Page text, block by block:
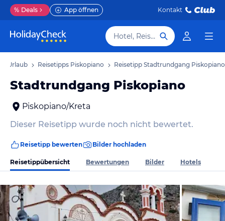
% Deals App öffnen Kontakt
Hotel, Reiseziel
Urlaub Reisetipps Piskopiano Reisetipp Stadtrundgang Piskopiano
Stadtrundgang Piskopiano
Piskopiano/Kreta
Dieser Reisetipp wurde noch nicht bewertet.
Reisetipp bewerten Bilder hochladen
Reisetippübersicht Bewertungen Bilder Hotels